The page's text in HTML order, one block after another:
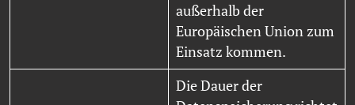
außerhalb der
Europäischen Union zum
Einsatz kommen.
Die Dauer der